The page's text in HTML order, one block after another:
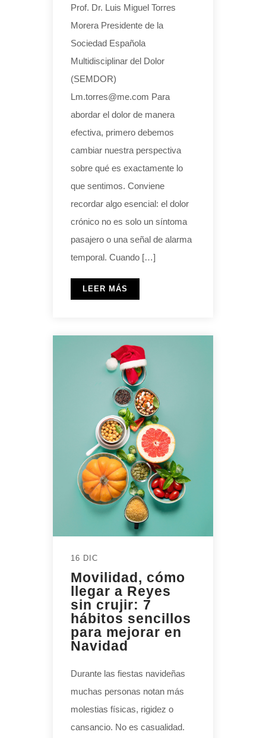
Prof. Dr. Luis Miguel Torres
Morera Presidente de la
Sociedad Española
Multidisciplinar del Dolor
(SEMDOR)
Lm.torres@me.com Para
abordar el dolor de manera
efectiva, primero debemos
cambiar nuestra perspectiva
sobre qué es exactamente lo
que sentimos. Conviene
recordar algo esencial: el dolor
crónico no es solo un síntoma
pasajero o una señal de alarma
temporal. Cuando […]
LEER MÁS
16 DIC
Movilidad, cómo
llegar a Reyes
sin crujir: 7
hábitos sencillos
para mejorar en
Navidad
Durante las fiestas navideñas
muchas personas notan más
molestias físicas, rigidez o
cansancio. No es casualidad.